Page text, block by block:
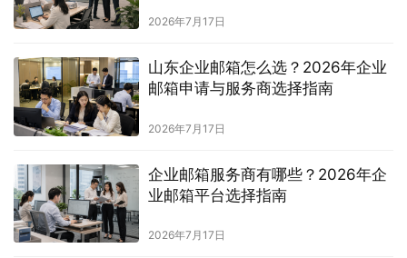
2026年7月17日
山东企业邮箱怎么选？2026年企业
邮箱申请与服务商选择指南
2026年7月17日
企业邮箱服务商有哪些？2026年企
业邮箱平台选择指南
2026年7月17日